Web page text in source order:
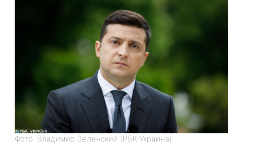
Фото: Владимир Зеленский (РБК-Украина)